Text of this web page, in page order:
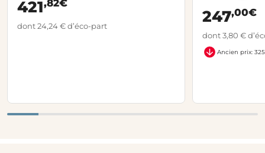
421,82€
dont 24,24 € d’éco-part 247,00€
dont 3,80 €
Ancien prix: